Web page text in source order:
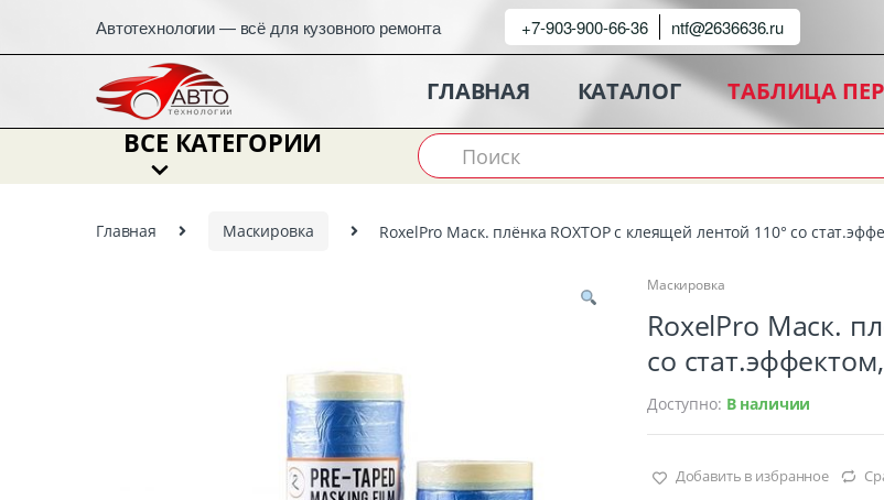
Автотехнологии — всё для кузовного ремонта +7-903-900-66-36 ntf@2636636.ru
ГЛАВНАЯ КАТАЛОГ ТАБЛИЦА
ВСЕ КАТЕГОРИИ
Search
for:
Главная Маскировка RoxelPro Маск. плёнка ROXTOP с клеящей лентой 110° со
Маскировка
RoxelPro Маск.
со
Доступно: В наличии
Добавить в избранное